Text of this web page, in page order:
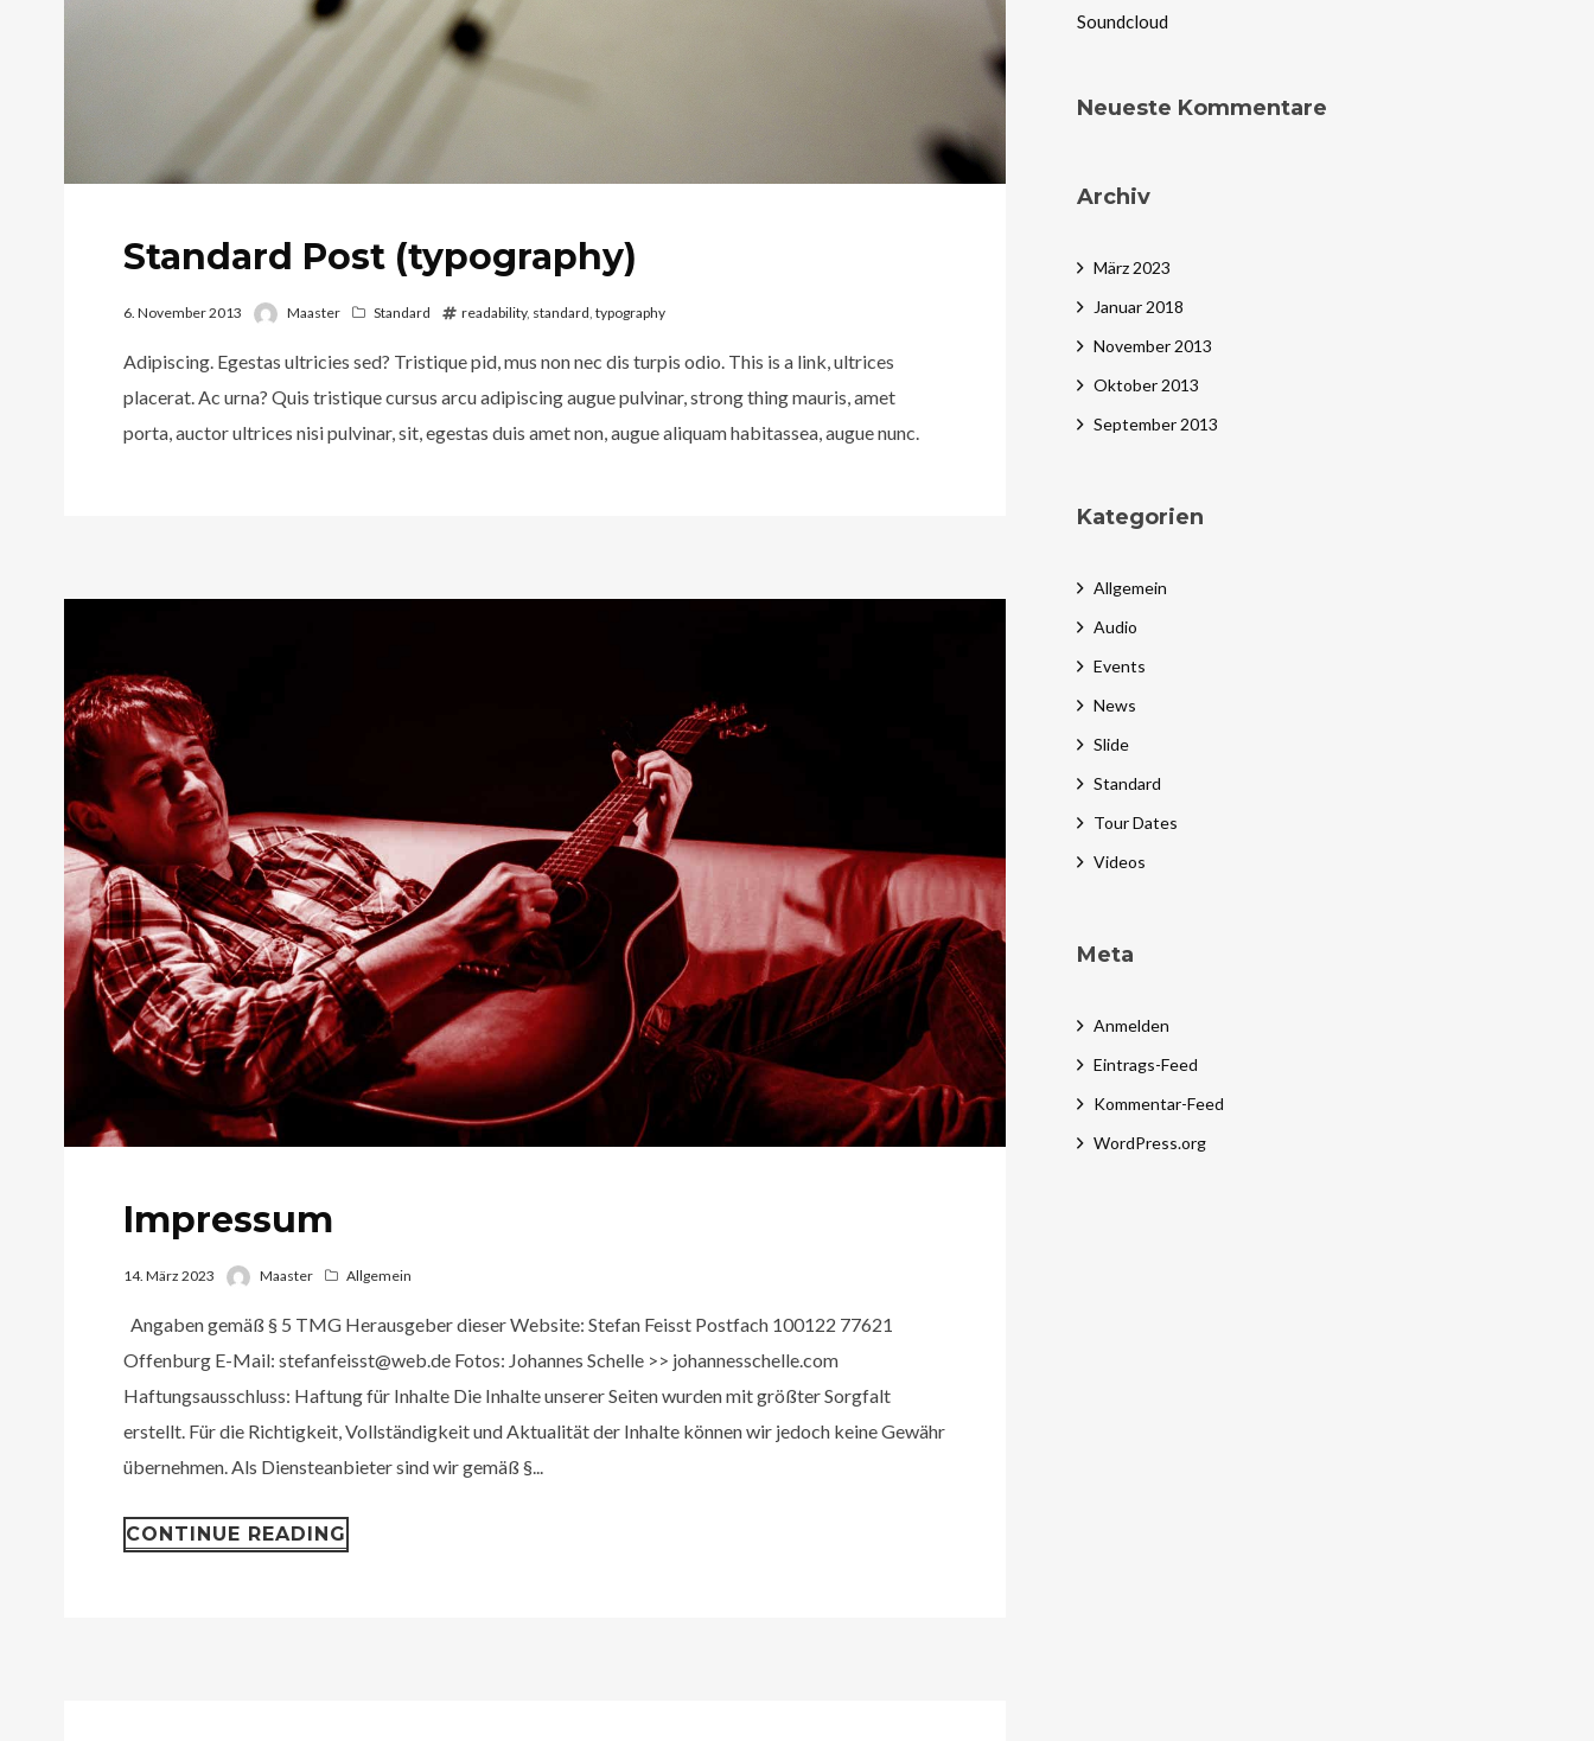
Standard Post (typography)
6. November 2013 Maaster Standard readability, standard, typography
Adipiscing. Egestas ultricies sed? Tristique pid, mus non nec dis turpis odio. This is a link, ultrices
placerat. Ac urna? Quis tristique cursus arcu adipiscing augue pulvinar, strong thing mauris, amet
porta, auctor ultrices nisi pulvinar, sit, egestas duis amet non, augue aliquam habitassea, augue nunc.
Impressum
14. März 2023 Maaster Allgemein
Angaben gemäß § 5 TMG Herausgeber dieser Website: Stefan Feisst Postfach 100122 77621
Offenburg E-Mail: stefanfeisst@web.de Fotos: Johannes Schelle >> johannesschelle.com
Haftungsausschluss: Haftung für Inhalte Die Inhalte unserer Seiten wurden mit größter Sorgfalt
erstellt. Für die Richtigkeit, Vollständigkeit und Aktualität der Inhalte können wir jedoch keine Gewähr
übernehmen. Als Diensteanbieter sind wir gemäß §...
CONTINUE READING
Soundcloud
Neueste Kommentare
Archiv
März 2023
Januar 2018
November 2013
Oktober 2013
September 2013
Kategorien
Allgemein
Audio
Events
News
Slide
Standard
Tour Dates
Videos
Meta
Anmelden
Eintrags-Feed
Kommentar-Feed
WordPress.org